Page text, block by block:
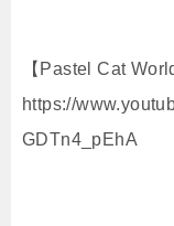
【Pastel Cat
https://
GDTn4_pEhA